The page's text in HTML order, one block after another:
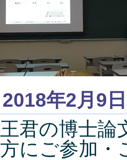
2018年2月9日
王君の博士論
方にご参加・